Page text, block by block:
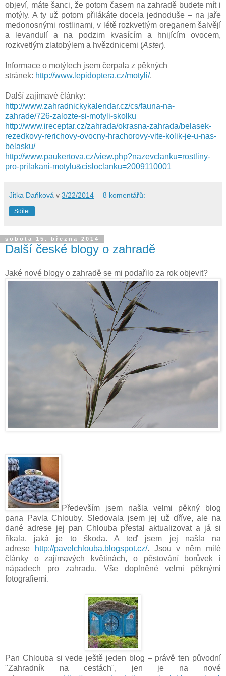
objeví, máte šanci, že potom časem na zahradě budete mít i
motýly. A ty už potom přilákáte docela jednoduše – na jaře
medonosnými rostlinami, v létě rozkvetlým oreganem šalvějí
a levandulí a na podzim kvasícím a hnijícím ovocem,
rozkvetlým zlatobýlem a hvězdnicemi (Aster).
Informace o motýlech jsem čerpala z pěkných
stránek: http://www.lepidoptera.cz/motyli/.
Další zajímavé články:
http://www.zahradnickykalendar.cz/cs/fauna-na-
zahrade/726-zalozte-si-motyli-skolku
http://www.ireceptar.cz/zahrada/okrasna-zahrada/belasek-
rezedkovy-rerichovy-ovocny-hrachorovy-vite-kolik-je-u-nas-
belasku/
http://www.paukertova.cz/view.php?nazevclanku=rostliny-
pro-prilakani-motylu&cisloclanku=2009110001
Jitka Daňková v 3/22/2014 8 komentářů:
Sdílet
sobota 15. března 2014
Další české blogy o zahradě
Jaké nové blogy o zahradě se mi podařilo za rok objevit?
Především jsem našla velmi pěkný blog
pana Pavla Chlouby. Sledovala jsem jej už dříve, ale na
dané adrese jej pan Chlouba přestal aktualizovat a já si
říkala, jaká je to škoda. A teď jsem jej našla na
adrese
http://pavelchlouba.blogspot.cz/. Jsou v něm milé
články o zajímavých květinách, o pěstování borůvek i
nápadech pro zahradu. Vše doplněné velmi pěknými
fotografiemi.
Pan Chlouba si vede ještě jeden blog – právě ten původní
"Zahradník na cestách", jen je na nové